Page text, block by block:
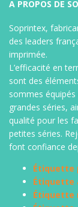
ou
A PROPOS DE
Soprintex,
des leaders
imprimée.
L’efficacité en
sont des
sommes
grandes séries,
qualité pour les
petites séries.
font confiance
Étiquette
Étiquette
Étiquette